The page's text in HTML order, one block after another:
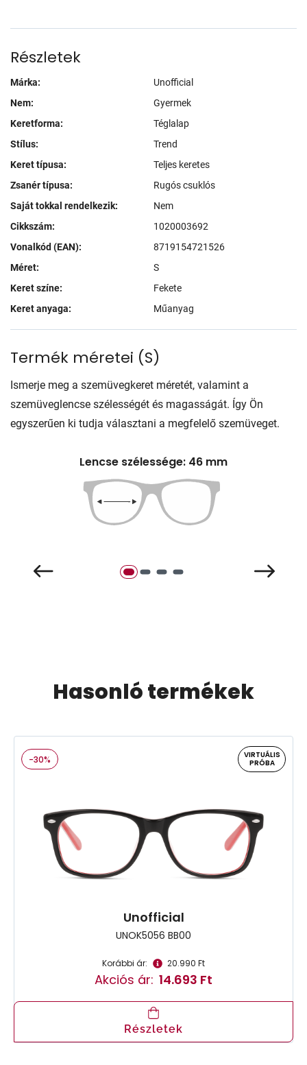
Részletek
Márka:
Unofficial
Nem:
Gyermek
Keretforma:
Téglalap
Stílus:
Trend
Keret típusa:
Teljes keretes
Zsanér típusa:
Rugós csuklós
Saját tokkal rendelkezik:
Nem
Cikkszám:
1020003692
Vonalkód (EAN):
8719154721526
Méret:
S
Keret színe:
Fekete
Keret anyaga:
Műanyag
Termék méretei (S)
Ismerje meg a szemüvegkeret méretét, valamint a
szemüveglencse szélességét és magasságát. Így Ön
egyszerűen ki tudja választani a megfelelő szemüveget.
Lencse szélessége: 46 mm
Hasonló termékek
-30%
VIRTUÁLIS
PRÓBA
Unofficial
UNOK5056 BB00
Korábbi ár: 20.990 Ft
Akciós ár: 14.693 Ft
Részletek